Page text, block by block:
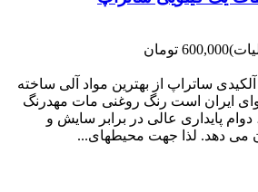
600,000 تومان
ساتراپ از بهترین مواد آلی ساخته
ایران است رنگ روغنی مات مهدرنگ
ﭘﺎﯾﺪاری عالی در ﺑﺮاﺑﺮ ﺳﺎﯾﺶ و
ﻣﯽ دﻫﺪ. ﻟﺬا ﺟﻬﺖ ﻣﺤﯿﻄ‌‌ﻬﺎی...